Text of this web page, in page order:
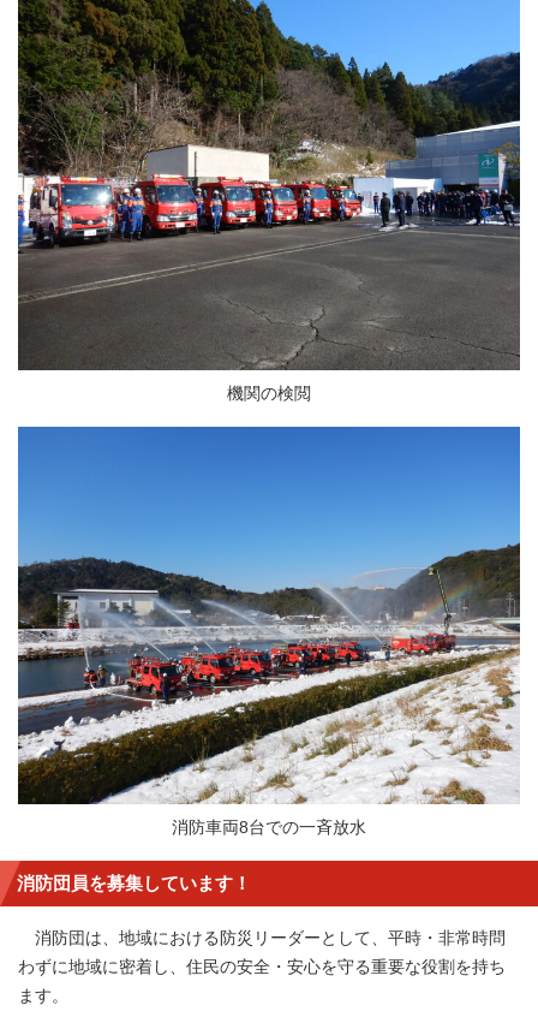
機関の検閲
消防車両8台での一斉放水
消防団員を募集しています！
消防団は、地域における防災リーダーとして、平時・非常時問
わずに地域に密着し、住民の安全・安心を守る重要な役割を持ち
ます。